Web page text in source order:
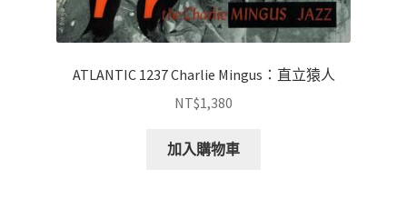
ATLANTIC 1237 Charlie Mingus：直立猿人
NT$1,380
加入購物車